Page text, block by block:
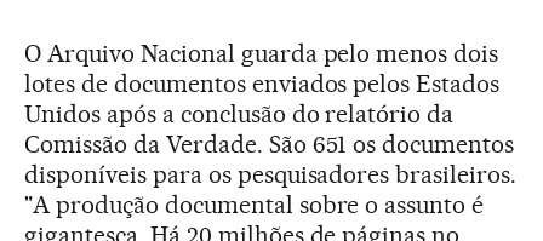
O Arquivo Nacional guarda pelo menos dois
lotes de documentos enviados pelos Estados
Unidos após a conclusão do relatório da
Comissão da Verdade. São 651 os documentos
disponíveis para os pesquisadores brasileiros.
"A produção documental sobre o assunto é
gigantesca. Há 20 milhões de páginas no